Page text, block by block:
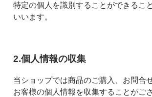
特定の個人を識別することができるこ
いいます。
2.個人情報の収集
当ショップでは商品のご購入、お問合
お客様の個人情報を収集することがご